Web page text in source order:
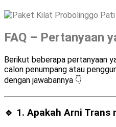
FAQ – Pertanyaan
Berikut beberapa pertanyaan
calon penumpang atau
dengan jawabannya 👇
🔹 1. Apakah Arni Trans